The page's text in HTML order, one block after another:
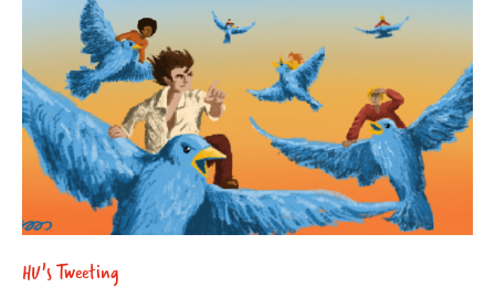
HU's Tweeting